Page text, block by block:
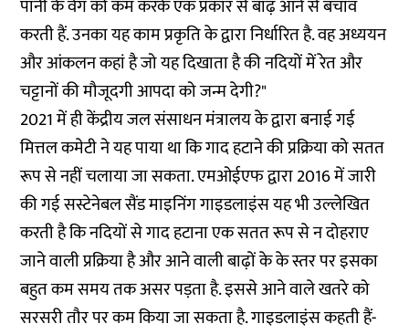
पानी के वेग को कम करके एक प्रकार से बाढ़ आने से बचाव
करती हैं. उनका यह काम प्रकृति के द्वारा निर्धारित है. वह अध्ययन
और आंकलन कहां है जो यह दिखाता है की नदियों में रेत और
चट्टानों की मौजूदगी आपदा को जन्म देगी?"
2021 में ही केंद्रीय जल संसाधन मंत्रालय के द्वारा बनाई गई
मित्तल कमेटी ने यह पाया था कि गाद हटाने की प्रक्रिया को सतत
रूप से नहीं चलाया जा सकता. एमओईएफ द्वारा 2016 में जारी
की गई सस्टेनेबल सैंड माइनिंग गाइडलाइंस यह भी उल्लेखित
करती है कि नदियों से गाद हटाना एक सतत रूप से न दोहराए
जाने वाली प्रक्रिया है और आने वाली बाढ़ों के के स्तर पर इसका
बहुत कम समय तक असर पड़ता है. इससे आने वाले खतरे को
सरसरी तौर पर कम किया जा सकता है. गाइडलाइंस कहती हैं-